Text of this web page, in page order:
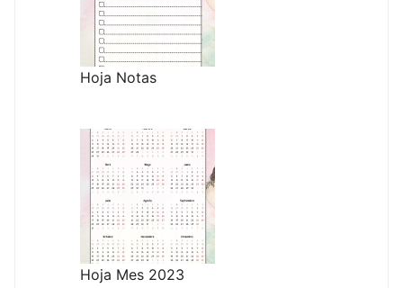
Hoja Notas
Hoja Mes 2023